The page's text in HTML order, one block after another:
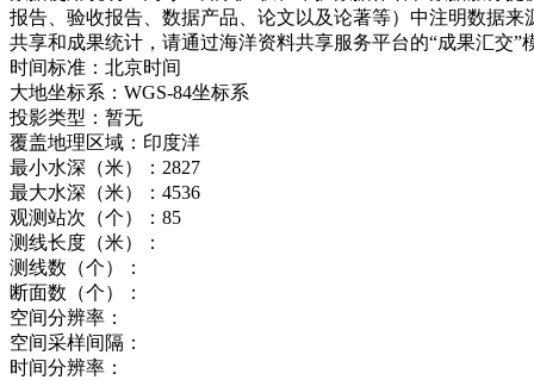
报告、验收报告、数据产品、论文以及论著等）中注明数据
共享和成果统计，请通过海洋资料共享服务平台的“成果汇交
时间标准： 北京时间
大地坐标系： WGS-84坐标系
投影类型： 暂无
覆盖地理区域： 印度洋
最小水深（米）： 2827
最大水深（米）： 4536
观测站次（个）： 85
测线长度（米）：
测线数（个）：
断面数（个）：
空间分辨率：
空间采样间隔：
时间分辨率：